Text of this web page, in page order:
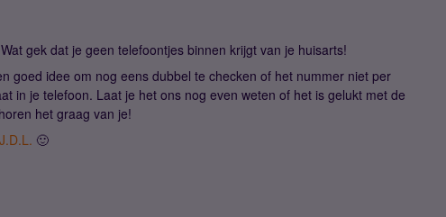
gek dat je geen telefoontjes binnen krijgt van je huisarts!
goed idee om nog eens dubbel te checken of het nummer niet per
in je telefoon. Laat je het ons nog even weten of het is gelukt met de
het graag van je!
🙂